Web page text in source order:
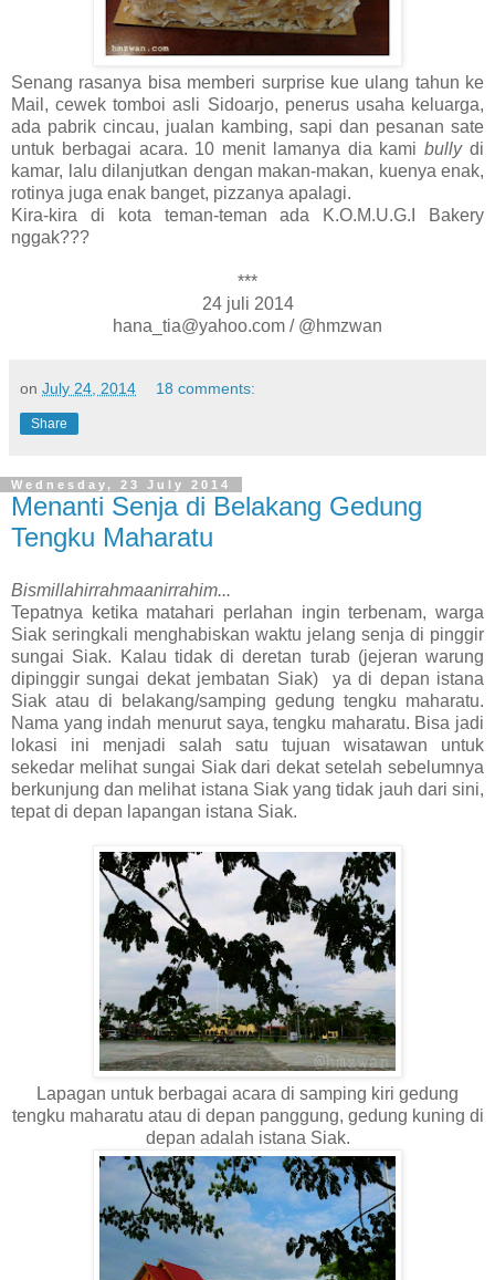
Senang rasanya bisa memberi surprise kue ulang tahun ke
Mail, cewek tomboi asli Sidoarjo, penerus usaha keluarga,
ada pabrik cincau, jualan kambing, sapi dan pesanan sate
untuk berbagai acara. 10 menit lamanya dia kamibullydi
kamar, lalu dilanjutkan dengan makan-makan, kuenya enak,
rotinya juga enak banget, pizzanya apalagi.
Kira-kira di kota teman-teman ada K.O.M.U.G.I Bakery
nggak???
***
24 juli 2014
hana_tia@yahoo.com / @hmzwan
on July 24, 2014 18 comments:
Share
Wednesday, 23 July 2014
Menanti Senja di Belakang Gedung
Tengku Maharatu
Bismillahirrahmaanirrahim...
Tepatnya ketika matahari perlahan ingin terbenam, warga
Siak seringkali menghabiskan waktu jelang senja di pinggir
sungai Siak. Kalau tidak di deretan turab (jejeran warung
dipinggir sungai dekat jembatan Siak) ya di depan istana
Siak atau di belakang/samping gedung tengku maharatu.
Nama yang indah menurut saya, tengku maharatu. Bisa jadi
lokasi ini menjadi salah satu tujuan wisatawan untuk
sekedar melihat sungai Siak dari dekat setelah sebelumnya
berkunjung dan melihat istana Siak yang tidak jauh dari sini,
tepat di depan lapangan istana Siak.
Lapagan untuk berbagai acara di samping kiri gedung
tengku maharatu atau di depan panggung, gedung kuning di
depan adalah istana Siak.